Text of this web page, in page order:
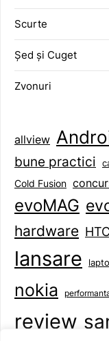
Scurte
Șed și Cuget
Zvonuri
allview
bune practici
Cold Fusion
evoMAG
hardware HTC
lansare
nokia
review